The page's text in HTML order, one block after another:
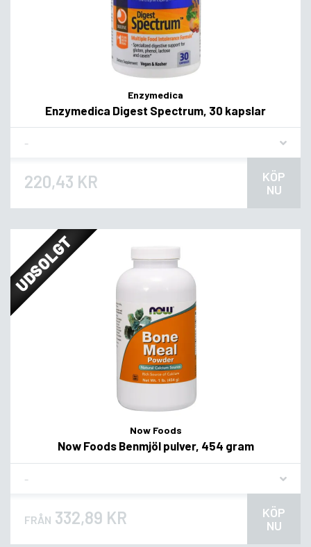
Enzymedica
Enzymedica Digest Spectrum, 30 kapslar
220,43 KR
KÖP
NU
UDSOLGT
Now Foods
Now Foods Benmjöl pulver, 454 gram
FRÅN 332,89 KR
KÖP
NU